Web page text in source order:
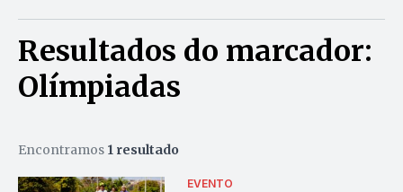
Resultados do marcador:
Olímpiadas
Encontramos 1 resultado
EVENTO